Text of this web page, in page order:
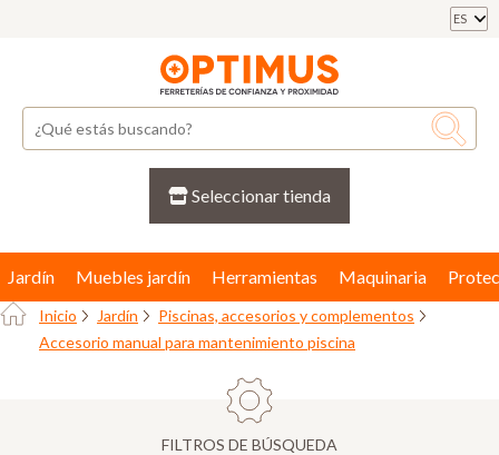
ES
Seleccionar tienda
Jardín Muebles jardín Herramientas Maquinaria
Inicio Jardín
Piscinas, accesorios y complementos
Accesorio manual para mantenimiento piscina
FILTROS DE BÚSQUEDA